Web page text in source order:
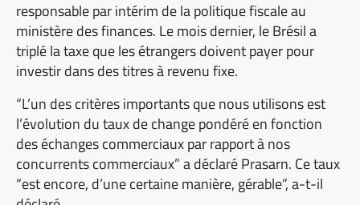
responsable par intérim de la politique fiscale au
ministère des finances. Le mois dernier, le Brésil a
triplé la taxe que les étrangers doivent payer pour
investir dans des titres à revenu fixe.
“L’un des critères importants que nous utilisons est
l’évolution du taux de change pondéré en fonction
des échanges commerciaux par rapport à nos
concurrents commerciaux” a déclaré Prasarn. Ce taux
“est encore, d’une certaine manière, gérable”, a-t-il